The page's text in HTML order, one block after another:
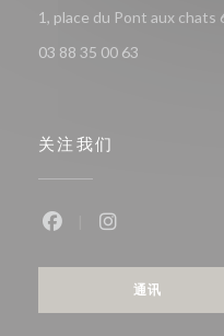
1, place du Pont aux chats
03 88 35 00 63
关注我们
通讯